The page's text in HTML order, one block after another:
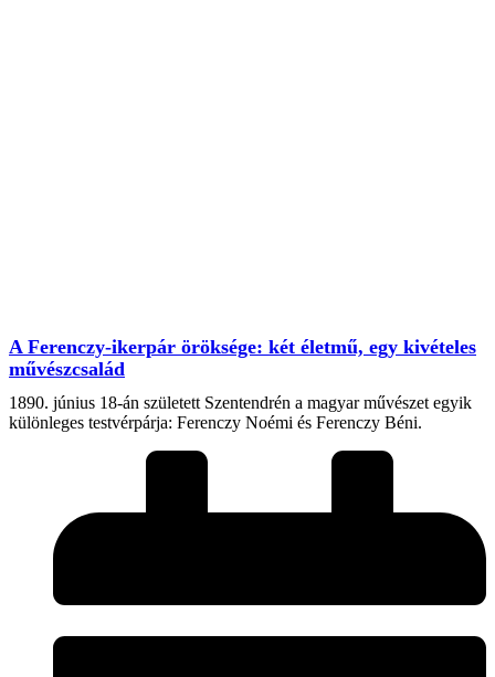
A Ferenczy-ikerpár öröksége: két életmű, egy kivételes
művészcsalád
1890. június 18-án született Szentendrén a magyar művészet egyik
különleges testvérpárja: Ferenczy Noémi és Ferenczy Béni.